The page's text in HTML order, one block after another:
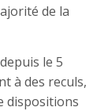
de la
le 5
à des reculs,
dispositions